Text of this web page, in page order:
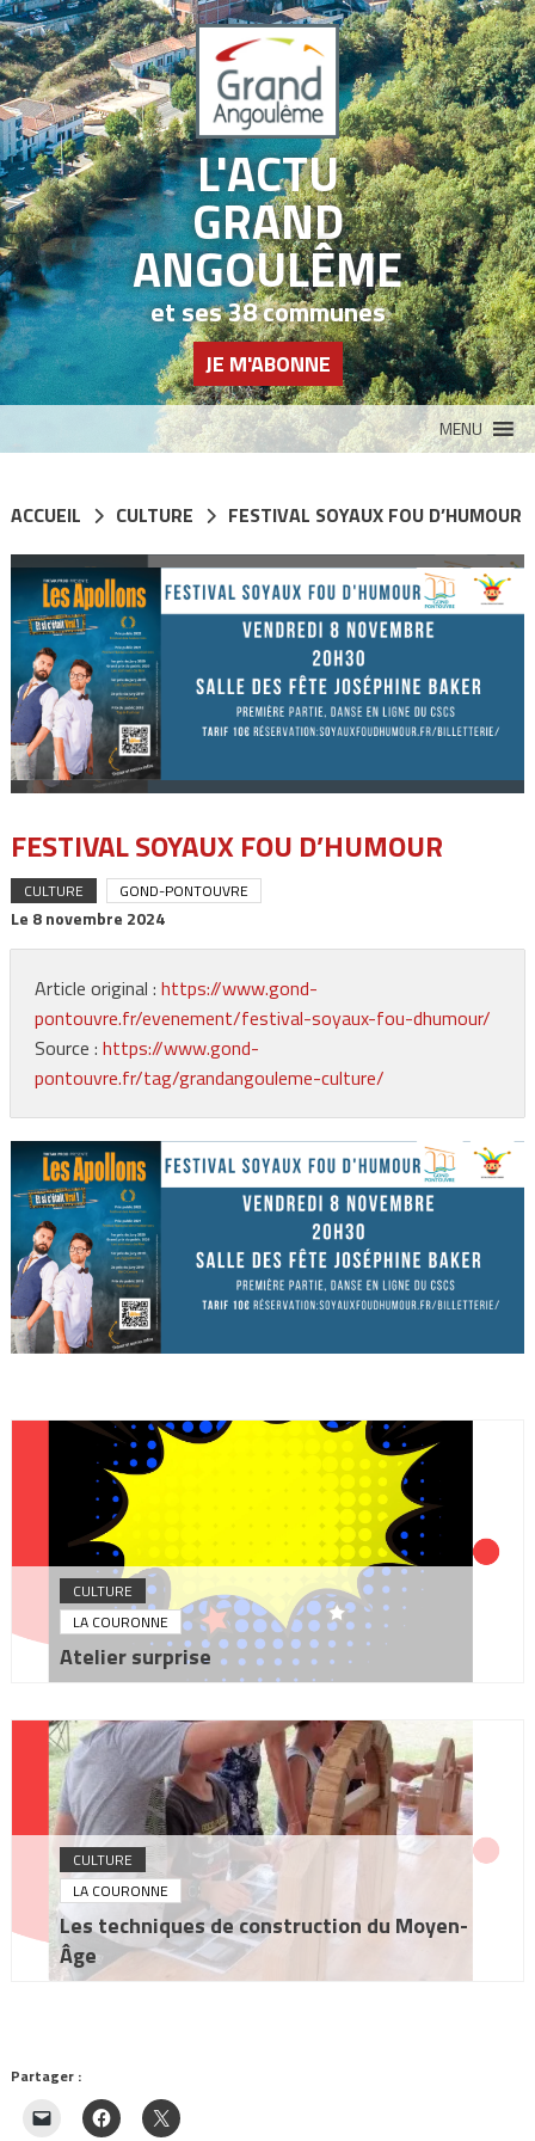
L'ACTU
GRAND
ANGOULÊME
et ses 38 communes
JE M'ABONNE
MENU
ACCUEIL CULTURE FESTIVAL SOYAUX FOU D’HUMOUR
FESTIVAL SOYAUX FOU D’HUMOUR
CULTURE GOND-PONTOUVRE
Le 8 novembre 2024
Article original : https://www.gond-
pontouvre.fr/evenement/festival-soyaux-fou-dhumour/
Source : https://www.gond-
pontouvre.fr/tag/grandangouleme-culture/
CULTURE
LA COURONNE
Atelier surprise
CULTURE
LA COURONNE
Les techniques de construction du Moyen-
Âge
Partager :
Panneau de gestion des cookies